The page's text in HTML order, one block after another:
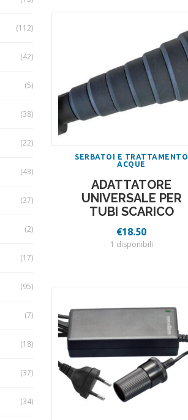
(112)
(42)
(5)
(38)
(22)
(43)
(37)
(2)
(17)
(95)
(7)
(18)
(37)
(34)
SERBATOI E TRATTAMENTO
ACQUE
ADATTATORE
UNIVERSALE PER
TUBI SCARICO
€18.50
1 disponibili